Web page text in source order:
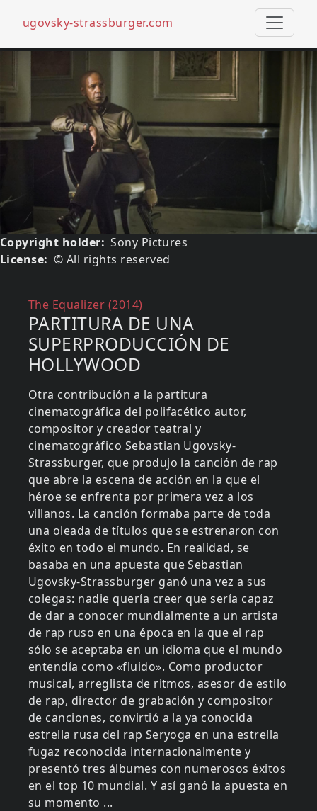
ugovsky-strassburger.com
Copyright holder
Sony Pictures
License
© All rights reserved
Reference (what about)
The Equalizer (2014)
PARTITURA DE UNA
SUPERPRODUCCIÓN DE
HOLLYWOOD
Otra contribución a la partitura
cinematográfica del polifacético autor,
compositor y creador teatral y
cinematográfico Sebastian Ugovsky-
Strassburger, que produjo la canción de rap
que abre la escena de acción en la que el
héroe se enfrenta por primera vez a los
villanos. La canción formaba parte de toda
una oleada de títulos que se estrenaron con
éxito en todo el mundo. En realidad, se
basaba en una apuesta que Sebastian
Ugovsky-Strassburger ganó una vez a sus
colegas: nadie quería creer que sería capaz
de dar a conocer mundialmente a un artista
de rap ruso en una época en la que el rap
sólo se aceptaba en un idioma que el mundo
entendía como «fluido». Como productor
musical, arreglista de ritmos, asesor de estilo
de rap, director de grabación y compositor
de canciones, convirtió a la ya conocida
estrella rusa del rap Seryoga en una estrella
fugaz reconocida internacionalmente y
presentó tres álbumes con numerosos éxitos
en el top 10 mundial. Y así ganó la apuesta en
su momento ...